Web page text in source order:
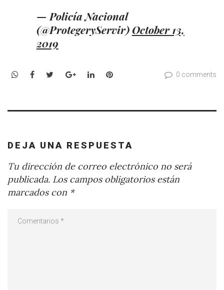
— Policía Nacional
(@ProtegeryServir) October 13,
2019
WhatsApp
Facebook
TwitterGoogle+LinkedInPinterest 0 comments
DEJA UNA RESPUESTA
Tu dirección de correo electrónico no será
publicada. Los campos obligatorios están
marcados con *